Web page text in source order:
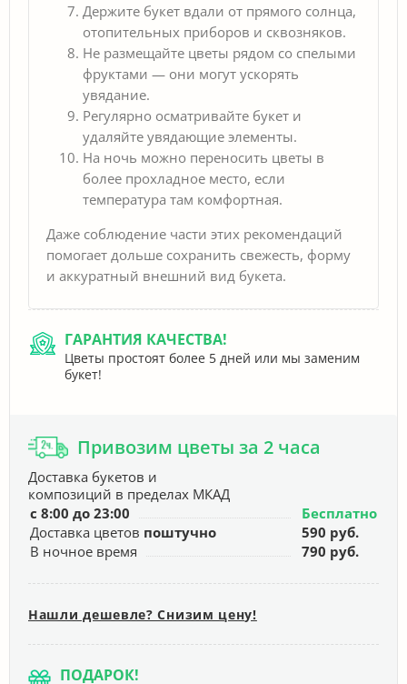
Держите букет вдали от прямого солнца,
отопительных приборов и сквозняков.
Не размещайте цветы рядом со спелыми
фруктами — они могут ускорять
увядание.
Регулярно осматривайте букет и
удаляйте увядающие элементы.
На ночь можно переносить цветы в
более прохладное место, если
температура там комфортная.
Даже соблюдение части этих рекомендаций
помогает дольше сохранить свежесть, форму
и аккуратный внешний вид букета.
ГАРАНТИЯ КАЧЕСТВА!
Цветы простоят более 5 дней или мы заменим
букет!
Привозим цветы за 2 часа
Доставка букетов и
композиций в пределах МКАД
с 8:00 до 23:00
Бесплатно
Доставка цветов поштучно
590 руб.
В ночное время
790 руб.
Нашли дешевле? Снизим цену!
ПОДАРОК!